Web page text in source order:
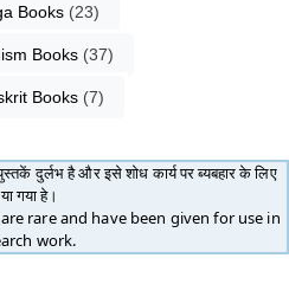
Books (23)
Books (37)
Books (7)
दुर्लभ है और इसे शोध कार्य पर ब्यबहार के लिए
गया हे।
rare and have been given for use in
work.